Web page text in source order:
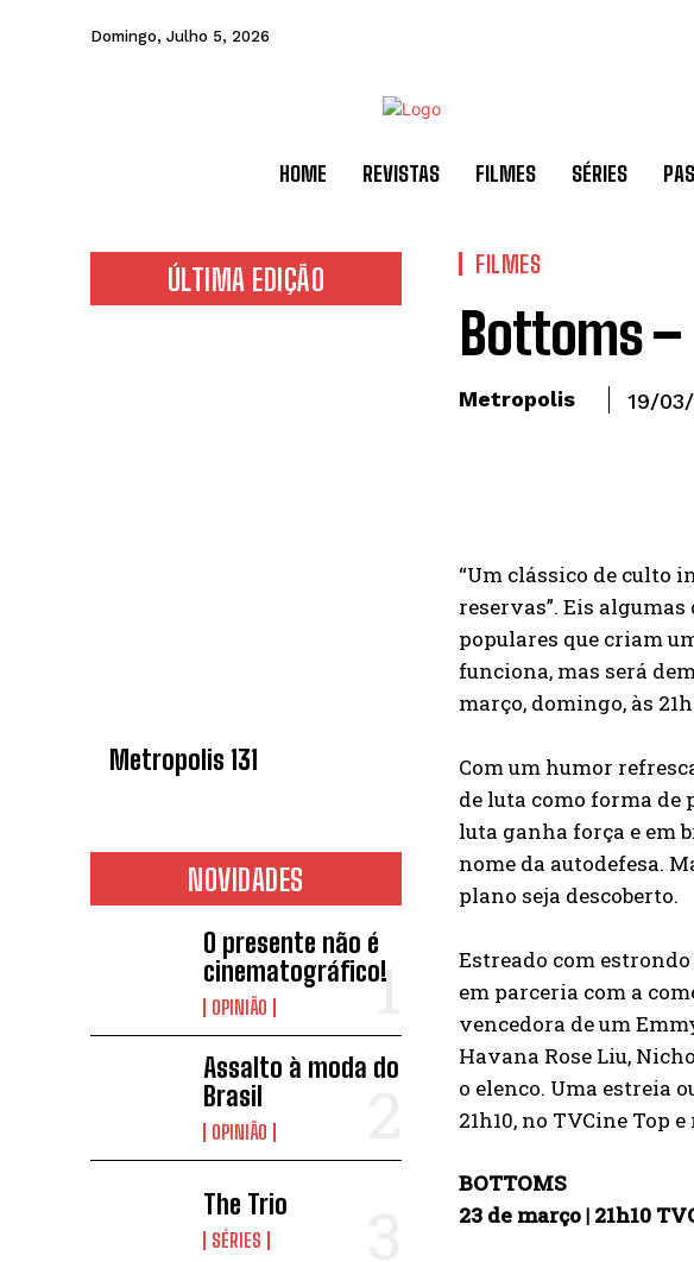
Domingo, Julho 5, 2026
HOME REVISTAS FILMES SÉRIES
ÚLTIMA EDIÇÃO
Metropolis 131
NOVIDADES
O presente não é
cinematográfico!
OPINIÃO
Assalto à moda do
Brasil
OPINIÃO
The Trio
SÉRIES
FILMES
Bottoms –
Metropolis 19/
“Um clássico de culto
reservas”. Eis
populares que criam
funciona, mas será
março, domingo, às
Com um humor
de luta como forma de
luta ganha força e em
nome da autodefesa.
plano seja descoberto.
Estreado com
em parceria com a
vencedora de um
Havana Rose Liu,
o elenco. Uma estreia
21h10, no TVCine Top
BOTTOMS
23 de março | 21h10